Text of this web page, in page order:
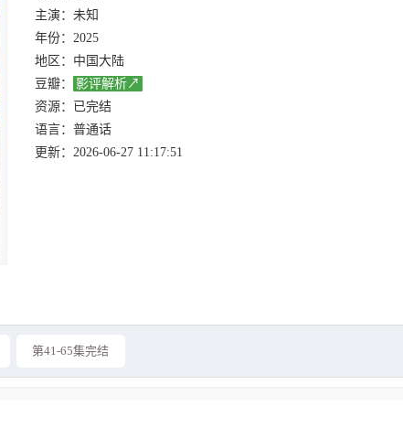
主演： 未知
年份： 2025
地区： 中国大陆
豆瓣：
影评解析↗
资源：
已完结
语言： 普通话
更新： 2026-06-27 11:17:51
第41-65集完结